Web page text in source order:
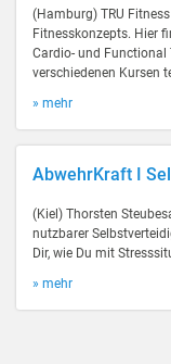
(Hamburg) TRU
Fitnesskonzepts. Hier
Cardio- und Functional
verschiedenen Kursen
» mehr
AbwehrKraft I
(Kiel) Thorsten
nutzbarer
Dir, wie Du mit
» mehr